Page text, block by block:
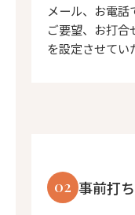
メール、お電話
ご要望、お打合
を設定させてい
02 事前打